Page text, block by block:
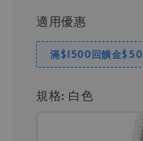
適用優惠
滿$1500回饋金$50
規格: 白色